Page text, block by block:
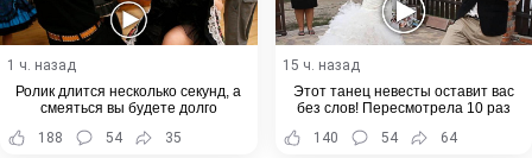
1 ч. назад
Ролик длится несколько секунд, а
смеяться вы будете долго
188
54 35
15 ч. назад
Этот танец невесты оставит вас
без слов! Пересмотрела 10 раз
140
54 64